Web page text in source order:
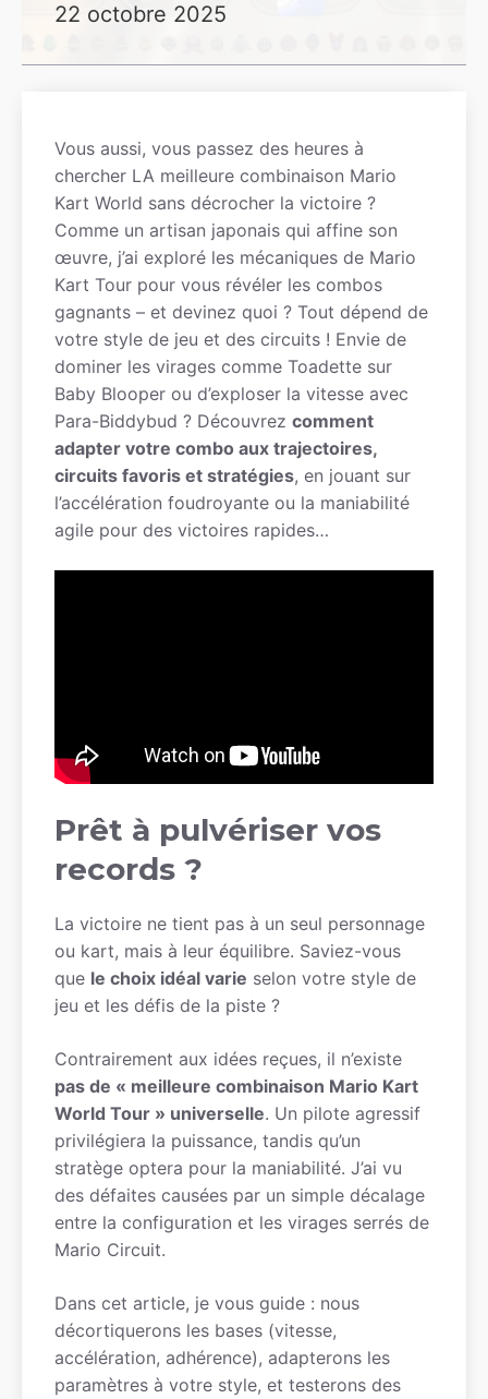
22 octobre 2025
Vous aussi, vous passez des heures à
chercher LA meilleure combinaison Mario
Kart World sans décrocher la victoire ?
Comme un artisan japonais qui affine son
œuvre, j’ai exploré les mécaniques de Mario
Kart Tour pour vous révéler les combos
gagnants – et devinez quoi ? Tout dépend de
votre style de jeu et des circuits ! Envie de
dominer les virages comme Toadette sur
Baby Blooper ou d’exploser la vitesse avec
Para-Biddybud ? Découvrez comment
adapter votre combo aux trajectoires,
circuits favoris et stratégies, en jouant sur
l’accélération foudroyante ou la maniabilité
agile pour des victoires rapides…
Prêt à pulvériser vos
records ?
La victoire ne tient pas à un seul personnage
ou kart, mais à leur équilibre. Saviez-vous
que le choix idéal varie selon votre style de
jeu et les défis de la piste ?
Contrairement aux idées reçues, il n’existe
pas de « meilleure combinaison Mario Kart
World Tour » universelle. Un pilote agressif
privilégiera la puissance, tandis qu’un
stratège optera pour la maniabilité. J’ai vu
des défaites causées par un simple décalage
entre la configuration et les virages serrés de
Mario Circuit.
Dans cet article, je vous guide : nous
décortiquerons les bases (vitesse,
accélération, adhérence), adapterons les
paramètres à votre style, et testerons des